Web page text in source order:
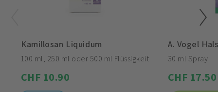
Kamillosan Liquidum
100 ml, 250 ml oder 500 ml Flüssigkeit
CHF 10.90
A. Vogel
30 ml Spray
CHF 17.50